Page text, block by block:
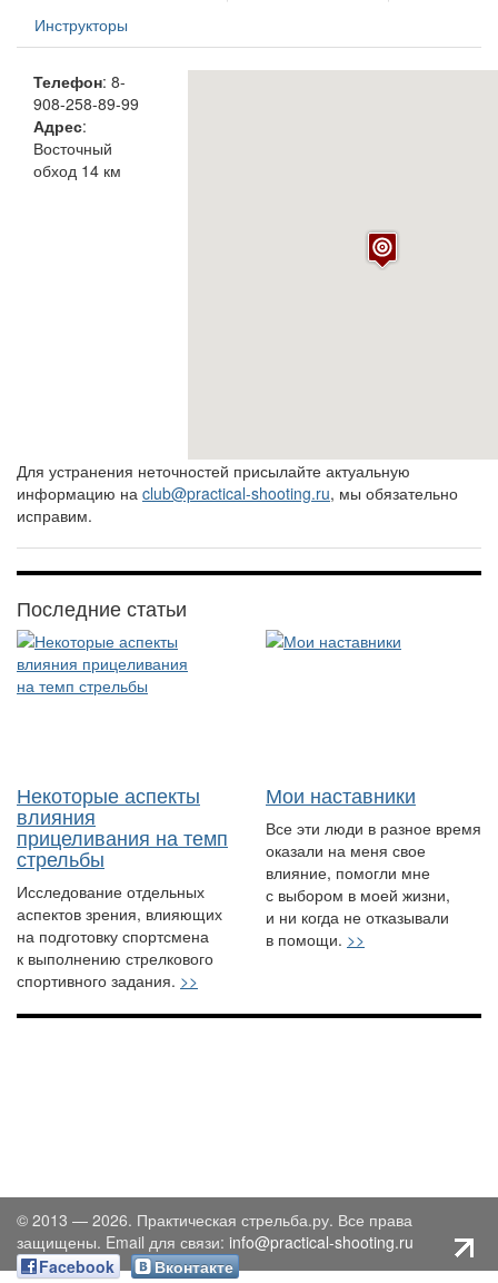
Инструкторы
Телефон: 8-
908-258-89-99
Адрес:
Восточный
обход 14 км
Для устранения неточностей присылайте актуальную
информацию на club@practical-shooting.ru, мы обязательно
исправим.
Последние статьи
Некоторые аспекты
влияния
прицеливания на темп
стрельбы
Исследование отдельных
аспектов зрения, влияющих
на подготовку спортсмена
к выполнению стрелкового
спортивного задания. >>
Мои наставники
Все эти люди в разное время
оказали на меня свое
влияние, помогли мне
с выбором в моей жизни,
и ни когда не отказывали
в помощи. >>
© 2013 — 2026. Практическая стрельба.ру. Все права
защищены. Email для связи: info@practical-shooting.ru
Facebook
Вконтакте